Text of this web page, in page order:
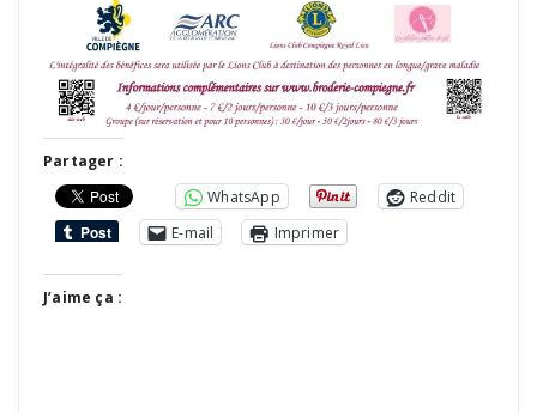
Partager :
WhatsApp
Reddit
E-mail
Imprimer
J’aime ça :